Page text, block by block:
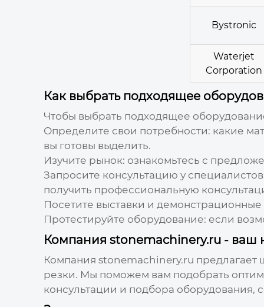
Bystronic
Waterjet
Corporation
Как выбрать подходящее
Чтобы выбрать подходящее
Определите свои потребности: какие
вы готовы выделить.
Изучите рынок: ознакомьтесь с
Запросите консультацию у
получить профессиональную
Посетите выставки и
Протестируйте оборудование: если
Компания stonemachinery.ru - ваш
Компания stonemachinery.ru предлагает
резки. Мы поможем вам подобрать
консультации и подбора оборудования,